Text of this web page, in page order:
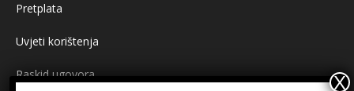
Pretplata
Uvjeti korištenja
Raskid ugovora